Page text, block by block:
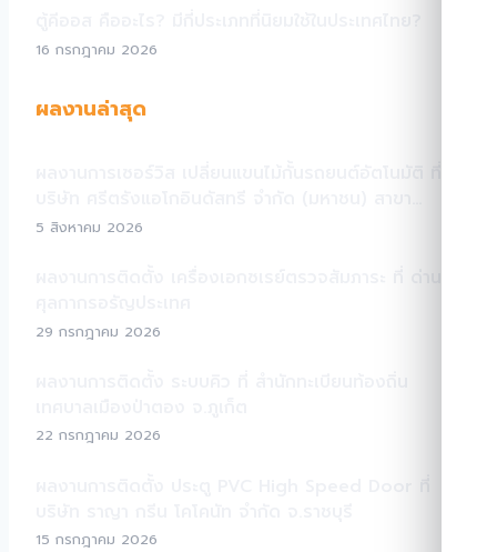
16 กรกฎาคม 2026
ผลงานล่าสุด
สระแก้ว
5 สิงหาคม 2026
29 กรกฎาคม 2026
22 กรกฎาคม 2026
15 กรกฎาคม 2026